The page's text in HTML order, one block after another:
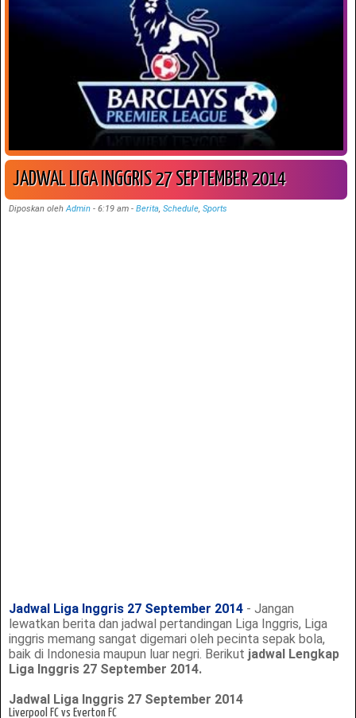
JADWAL LIGA INGGRIS 27 SEPTEMBER 2014
Diposkan olehAdmin - 6:19 am- Berita,Schedule,Sports
Jadwal Liga Inggris 27 September 2014 - Jangan
lewatkan berita dan jadwal pertandingan Liga Inggris, Liga
inggris memang sangat digemari oleh pecinta sepak bola,
baik di Indonesia maupun luar negri. Berikut jadwal Lengkap
Liga Inggris 27 September 2014.
Jadwal Liga Inggris 27 September 2014
Liverpool FC vs Everton FC